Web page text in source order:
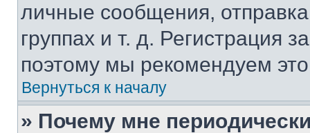
личные сообщения,
группах и т. д. Регистрация
поэтому мы рекомендуем
Вернуться к началу
» Почему мне